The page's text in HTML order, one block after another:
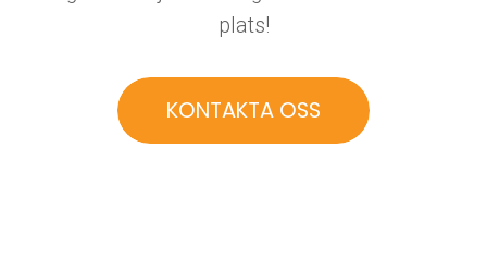
plats!
KONTAKTA OSS